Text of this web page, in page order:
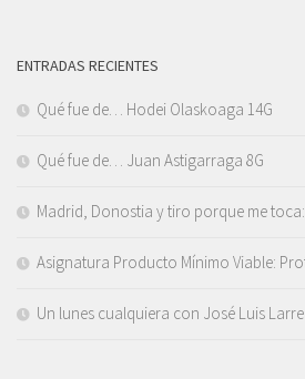
ENTRADAS RECIENTES
Qué fue de… Hodei Olaskoaga 14G
Qué fue de… Juan Astigarraga 8G
Madrid, Donostia y tiro porque me
Asignatura Producto Mínimo Viable:
Un lunes cualquiera con José Luis